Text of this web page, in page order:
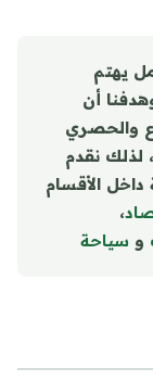
يهتم
أن
والحصري
لذلك نقدم
داخل الأقسام
،
و سياحة